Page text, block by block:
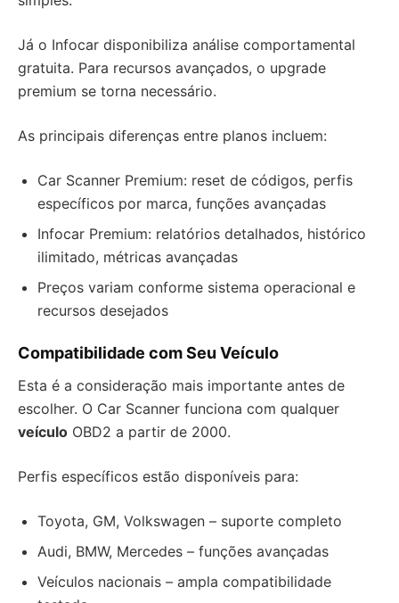
Já o Infocar disponibiliza análise comportamental
gratuita. Para recursos avançados, o upgrade
premium se torna necessário.
As principais diferenças entre planos incluem:
Car Scanner Premium: reset de códigos, perfis
específicos por marca, funções avançadas
Infocar Premium: relatórios detalhados, histórico
ilimitado, métricas avançadas
Preços variam conforme sistema operacional e
recursos desejados
Compatibilidade com Seu Veículo
Esta é a consideração mais importante antes de
escolher. O Car Scanner funciona com qualquer
veículo OBD2 a partir de 2000.
Perfis específicos estão disponíveis para:
Toyota, GM, Volkswagen – suporte completo
Audi, BMW, Mercedes – funções avançadas
Veículos nacionais – ampla compatibilidade